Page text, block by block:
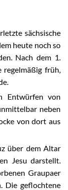
sächsische
heute noch so
Nach dem 1.
früh,
Entwürfen von
neben
von dort aus
über dem Altar
Jesu darstellt.
Graupaer
Die geflochtene